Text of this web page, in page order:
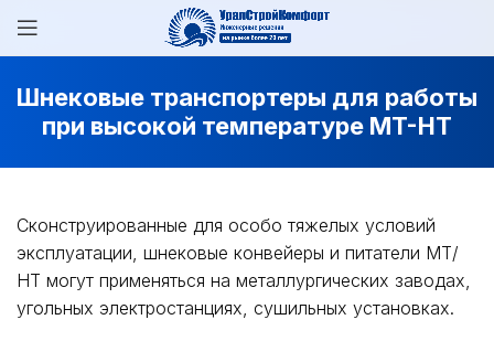
Шнековые транспортеры для работы
при высокой температуре MT-HT
Сконструированные для особо тяжелых условий
эксплуатации, шнековые конвейеры и питатели МТ/
НТ могут применяться на металлургических заводах,
угольных электростанциях, сушильных установках.